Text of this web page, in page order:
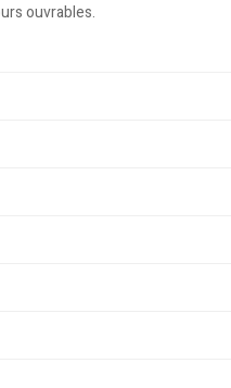
ouvrables.